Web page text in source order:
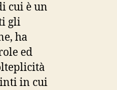
cui è un
gli
ha
ed
in cui